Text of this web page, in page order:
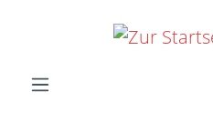
Zum Hauptinhalt